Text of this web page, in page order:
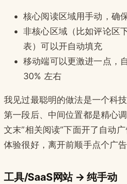
核心阅读区域用手动，确
非核心区域（比如评论区
表）可以开自动填充
移动端可以更激进一点，
30% 左右
我见过最聪明的做法是一个科
第一段后、中间位置都是精心
文末”相关阅读”下面开了自动
体验很好，离开前顺手点个广告
工具/SaaS网站 → 纯手动